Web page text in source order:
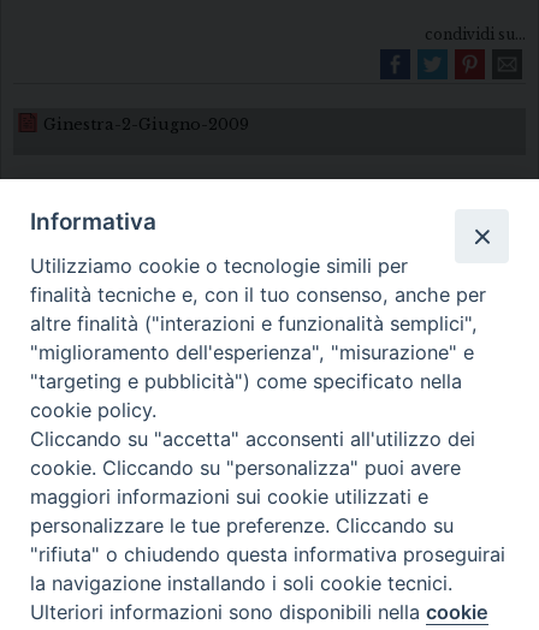
condividi su...
Ginestra-2-Giugno-2009
Diocesi di Melfi Rapolla Venosa
• Largo Duomo, 12 - 85025 MELFI (PZ) •
Tel. 0972238604
PEC ufficiale della Diocesi:
diocesi.melfi_rapolla_venosa@legalmail.it
Preferenze Cookie
Informativa
Utilizziamo cookie o tecnologie simili per
finalità tecniche e, con il tuo consenso, anche per
altre finalità ("interazioni e funzionalità semplici",
"miglioramento dell'esperienza", "misurazione" e
"targeting e pubblicità") come specificato nella
cookie policy.
Cliccando su "accetta" acconsenti all'utilizzo dei
cookie. Cliccando su "personalizza" puoi avere
maggiori informazioni sui cookie utilizzati e
personalizzare le tue preferenze. Cliccando su
"rifiuta" o chiudendo questa informativa proseguirai
la navigazione installando i soli cookie tecnici.
Ulteriori informazioni sono disponibili nellacookie